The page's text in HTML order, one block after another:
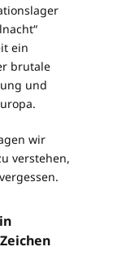
ein
brutale
und
wir
verstehen,